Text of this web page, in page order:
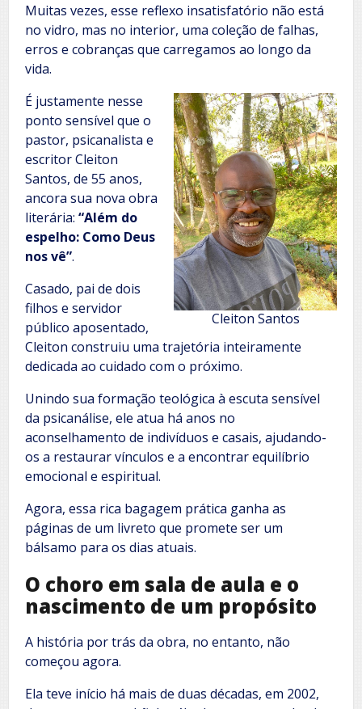
Muitas vezes, esse reflexo insatisfatório não está
no vidro, mas no interior, uma coleção de falhas,
erros e cobranças que carregamos ao longo da
vida.
Cleiton Santos
É justamente nesse
ponto sensível que o
pastor, psicanalista e
escritor Cleiton
Santos, de 55 anos,
ancora sua nova obra
literária: “Além do
espelho: Como Deus
nos vê”.
Casado, pai de dois
filhos e servidor
público aposentado,
Cleiton construiu uma trajetória inteiramente
dedicada ao cuidado com o próximo.
Unindo sua formação teológica à escuta sensível
da psicanálise, ele atua há anos no
aconselhamento de indivíduos e casais, ajudando-
os a restaurar vínculos e a encontrar equilíbrio
emocional e espiritual.
Agora, essa rica bagagem prática ganha as
páginas de um livreto que promete ser um
bálsamo para os dias atuais.
O choro em sala de aula e o
nascimento de um propósito
A história por trás da obra, no entanto, não
começou agora.
Ela teve início há mais de duas décadas, em 2002,